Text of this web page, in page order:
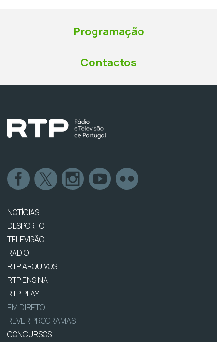
Programação
Contactos
NOTÍCIAS
DESPORTO
TELEVISÃO
RÁDIO
RTP ARQUIVOS
RTP ENSINA
RTP PLAY
EM DIRETO
REVER PROGRAMAS
CONCURSOS